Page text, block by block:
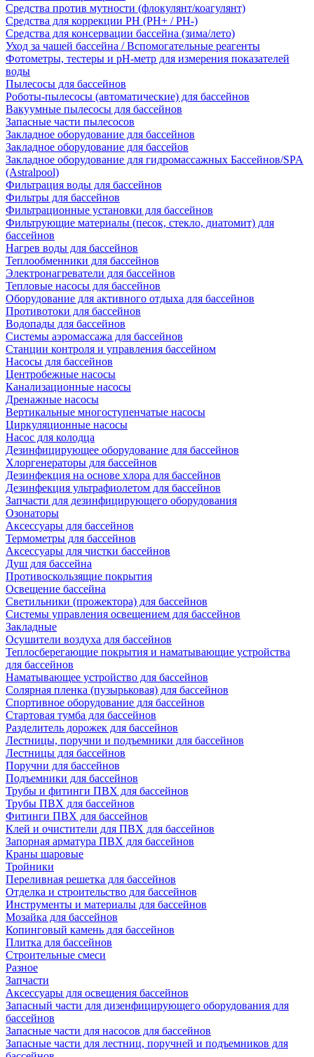
Средства против мутности (флокулянт/коагулянт)
Средства для коррекции PH (PH+ / PH-)
Средства для консервации бассейна (зима/лето)
Уход за чашей бассейна / Вспомогательные реагенты
Фотометры, тестеры и рН-метр для измерения показателей
воды
Пылесосы для бассейнов
Роботы-пылесосы (автоматические) для бассейнов
Вакуумные пылесосы для бассейнов
Запасные части пылесосов
Закладное оборудование для бассейнов
Закладное оборудование для бассейов
Закладное оборудование для гидромассажных Бассейнов/SPA
(Astralpool)
Фильтрация воды для бассейнов
Фильтры для бассейнов
Фильтрационные установки для бассейнов
Фильтрующие материалы (песок, стекло, диатомит) для
бассейнов
Нагрев воды для бассейнов
Теплообменники для бассейнов
Электронагреватели для бассейнов
Тепловые насосы для бассейнов
Оборудование для активного отдыха для бассейнов
Противотоки для бассейнов
Водопады для бассейнов
Системы аэромассажа для бассейнов
Станции контроля и управления бассейном
Насосы для бассейнов
Центробежные насосы
Канализационные насосы
Дренажные насосы
Вертикальные многоступенчатые насосы
Циркуляционные насосы
Насос для колодца
Дезинфицирующее оборудование для бассейнов
Хлоргенераторы для бассейнов
Дезинфекция на основе хлора для бассейнов
Дезинфекция ультрафиолетом для бассейнов
Запчасти для дезинфицирующего оборудования
Озонаторы
Аксессуары для бассейнов
Термометры для бассейнов
Аксессуары для чистки бассейнов
Душ для бассейна
Противоскользящие покрытия
Освещение бассейна
Светильники (прожектора) для бассейнов
Системы управления освещением для бассейнов
Закладные
Осушители воздуха для бассейнов
Теплосберегающие покрытия и наматывающие устройства
для бассейнов
Наматывающее устройство для бассейнов
Солярная пленка (пузырьковая) для бассейнов
Спортивное оборудование для бассейнов
Стартовая тумба для бассейнов
Разделитель дорожек для бассейнов
Лестницы, поручни и подъемники для бассейнов
Лестницы для бассейнов
Поручни для бассейнов
Подъемники для бассейнов
Трубы и фитинги ПВХ для бассейнов
Трубы ПВХ для бассейнов
Фитинги ПВХ для бассейнов
Клей и очистители для ПВХ для бассейнов
Запорная арматура ПВХ для бассейнов
Краны шаровые
Тройники
Переливная решетка для бассейнов
Отделка и строительство для бассейнов
Инструменты и материалы для бассейнов
Мозайка для бассейнов
Копинговый камень для бассейнов
Плитка для бассейнов
Строительные смеси
Разное
Запчасти
Аксессуары для освещения бассейнов
Запасный части для дизенфицирующего оборудования для
бассейнов
Запасные части для насосов для бассейнов
Запасные части для лестниц, поручней и подъемников для